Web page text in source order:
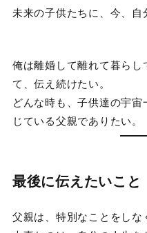
未来の子供たちに、今、自
俺は離婚して離れて暮らし
て、伝え続けたい。
どんな時も、子供達の宇
じている父親でありたい。
最後に伝えたいこと
父親は、特別なことをしな